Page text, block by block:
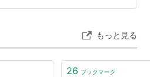
もっと見る
26 ブックマーク